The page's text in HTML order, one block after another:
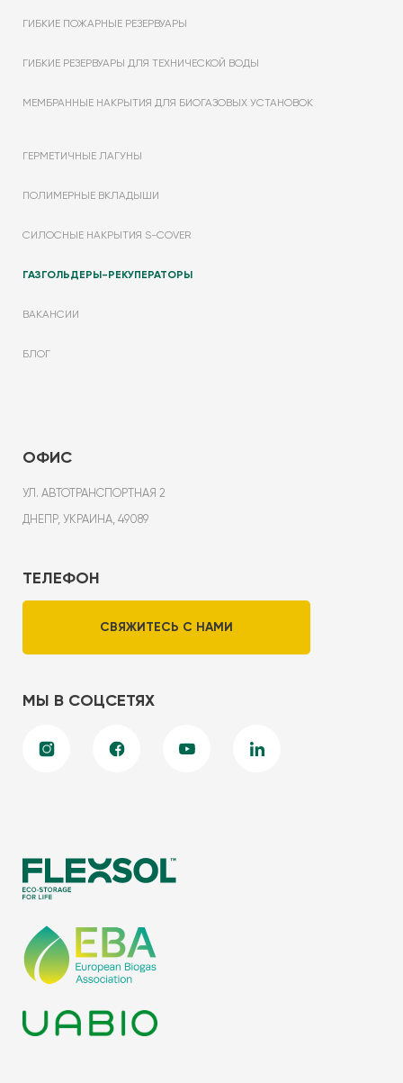
ГИБКИЕ ПОЖАРНЫЕ РЕЗЕРВУАРЫ
ГИБКИЕ РЕЗЕРВУАРЫ ДЛЯ ТЕХНИЧЕСКОЙ ВОДЫ
МЕМБРАННЫЕ НАКРЫТИЯ ДЛЯ БИОГАЗОВЫХ УСТАНОВОК
ГЕРМЕТИЧНЫЕ ЛАГУНЫ
ПОЛИМЕРНЫЕ ВКЛАДЫШИ
СИЛОСНЫЕ НАКРЫТИЯ S-COVER
ГАЗГОЛЬДЕРЫ-РЕКУПЕРАТОРЫ
ВАКАНСИИ
БЛОГ
ОФИС
УЛ. АВТОТРАНСПОРТНАЯ 2
ДНЕПР, УКРАИНА, 49089
ТЕЛЕФОН
СВЯЖИТЕСЬ С НАМИ
МЫ В СОЦСЕТЯХ